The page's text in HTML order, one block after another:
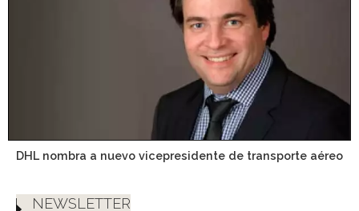
DHL nombra a nuevo vicepresidente de transporte aéreo
NEWSLETTER